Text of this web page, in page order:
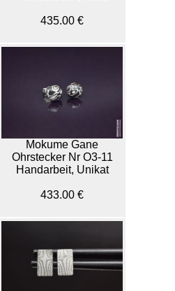
435.00 €
Mokume Gane
Ohrstecker Nr O3-11
Handarbeit, Unikat
433.00 €